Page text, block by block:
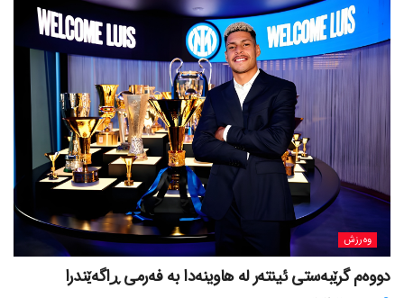
وەرزش
دووەم گرێبەستی ئینتەر لە هاوینەدا بە فەرمی ڕاگەێندرا